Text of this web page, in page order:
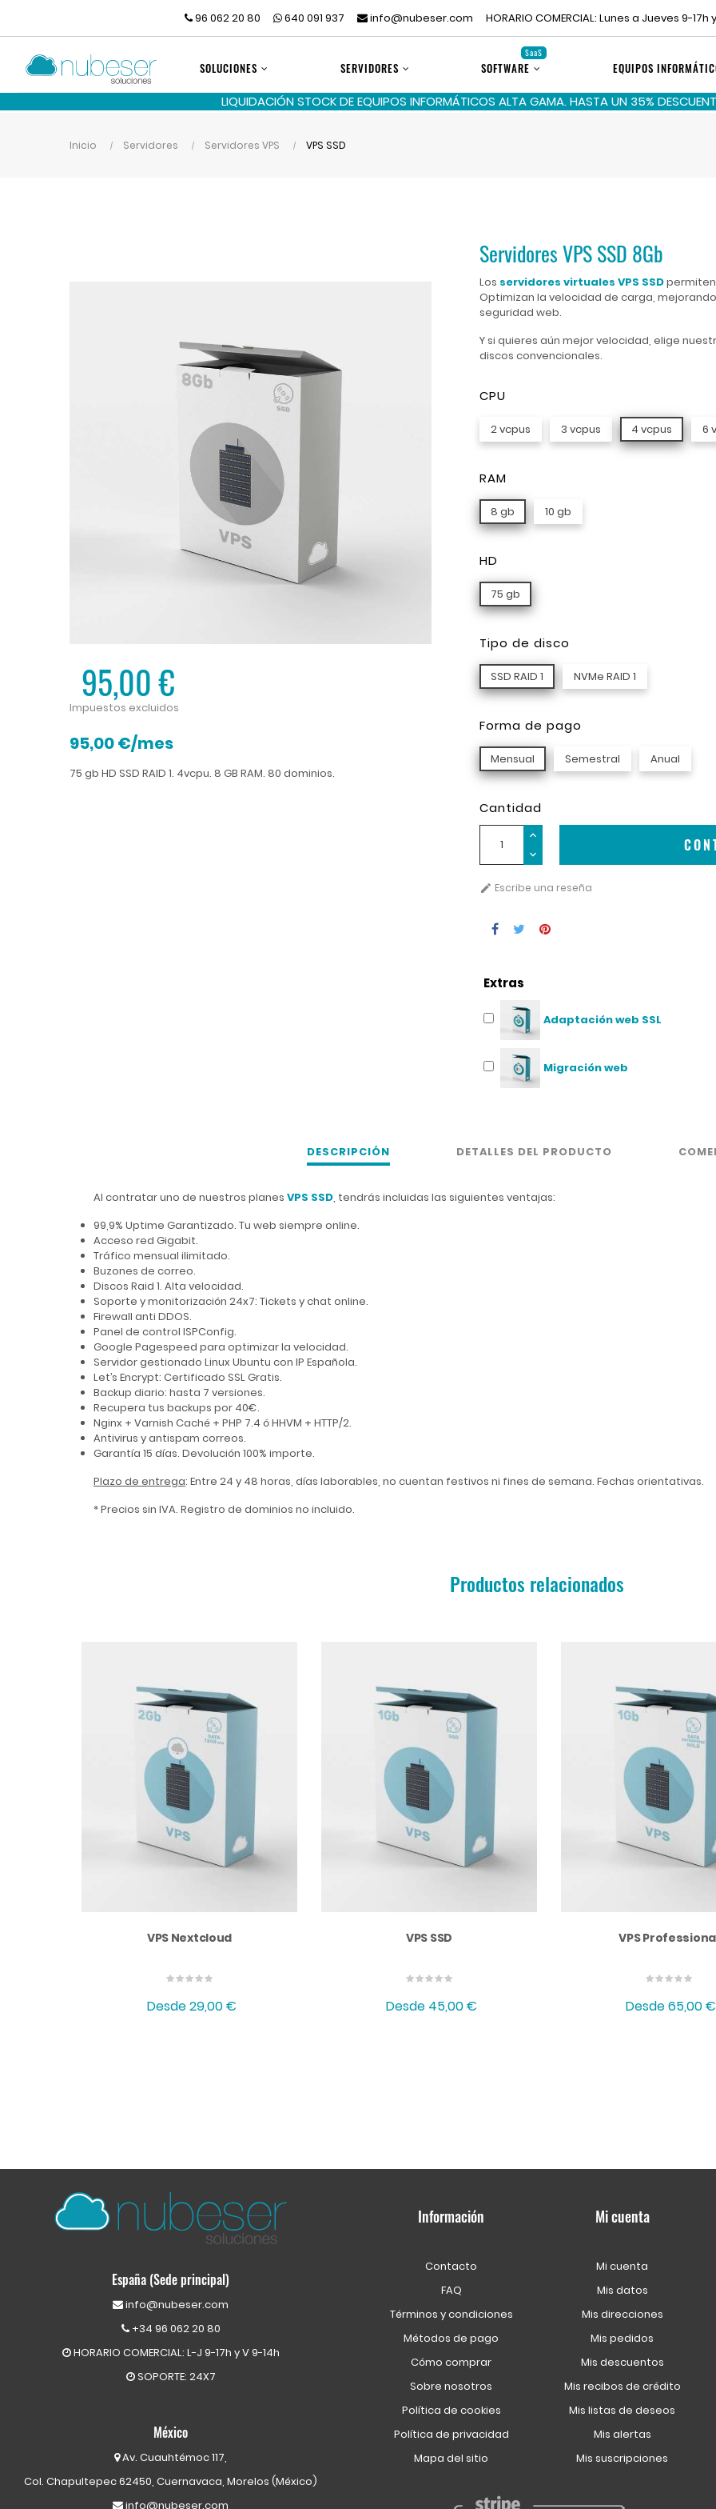
96 062 20 80 640 091 937 info@nubeser.com HORARIO COMERCIAL: Lunes a Jueves 9-
SOLUCIONES SERVIDORES SOFTWARE
SaaS
EQUIPOS
LIQUIDACIÓN STOCK DE EQUIPOS INFORMÁTICOS ALTA GAMA. HASTA UN 35%
Inicio Servidores Servidores VPS VPS SSD
95,00 €
Impuestos excluidos
95,00 €/mes
75 gb HD SSD RAID 1. 4vcpu. 8 GB RAM. 80 dominios.
Servidores VPS SSD 8Gb
Los servidores virtuales VPS SSDpermiten
Optimizan la velocidad de carga,
seguridad web.
Y si quieres aún mejor velocidad, elige
discos convencionales.
CPU
2 vcpus 3 vcpus 4 vcpus 6
RAM
8 gb 10 gb
HD
75 gb
Tipo de disco
SSD RAID 1 NVMe RAID 1
Forma de pago
Mensual Semestral Anual
Cantidad
 Escribe una reseña
Extras
Adaptación web SSL
Migración web
DESCRIPCIÓN DETALLES DEL PRODUCTO
Al contratar uno de nuestros planes VPS SSD, tendrás incluidas las siguientes ventajas:
99,9% Uptime Garantizado. Tu web siempre online.
Acceso red Gigabit.
Tráfico mensual ilimitado.
Buzones de correo.
Discos Raid 1. Alta velocidad.
Soporte y monitorización 24x7: Tickets y chat online.
Firewall anti DDOS.
Panel de control ISPConfig.
Google Pagespeed para optimizar la velocidad.
Servidor gestionado Linux Ubuntu con IP Española.
Let’s Encrypt: Certificado SSL Gratis.
Backup diario: hasta 7 versiones.
Recupera tus backups por 40€.
Nginx + Varnish Caché + PHP 7.4 ó HHVM + HTTP/2.
Antivirus y antispam correos.
Garantía 15 días. Devolución 100% importe.
Plazo de entrega: Entre 24 y 48 horas, días laborables, no cuentan festivos ni fines de semana. Fechas orientativas.
* Precios sin IVA. Registro de dominios no incluido.
Productos relacionados
VPS Nextcloud
Desde29,00 €
VPS SSD
Desde 45,00 €
VPS
Desde65,00 €
España (Sede principal)
info@nubeser.com
+34 96 062 20 80
HORARIO COMERCIAL: L-J 9-17h y V 9-14h
SOPORTE: 24X7
México
Av. Cuauhtémoc 117,
Col. Chapultepec 62450, Cuernavaca, Morelos (México)
info@nubeser.com
Información
Contacto
FAQ
Términos y condiciones
Métodos de pago
Cómo comprar
Sobre nosotros
Política de cookies
Política de privacidad
Mapa del sitio
Mi cuenta
Mi cuenta
Mis datos
Mis direcciones
Mis pedidos
Mis descuentos
Mis recibos de crédito
Mis listas de deseos
Mis alertas
Mis suscripciones